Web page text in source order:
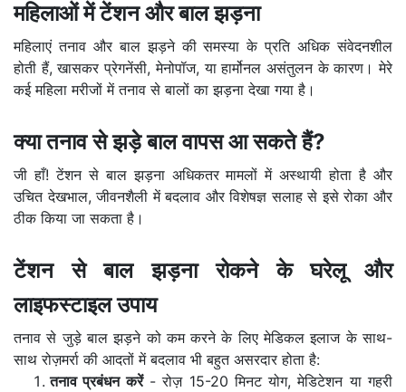
महिलाओं में टेंशन और बाल झड़ना
महिलाएं तनाव और बाल झड़ने की समस्या के प्रति अधिक संवेदनशील
होती हैं, खासकर प्रेगनेंसी, मेनोपॉज, या हार्मोनल असंतुलन के कारण। मेरे
कई महिला मरीजों में तनाव से बालों का झड़ना देखा गया है।
क्या तनाव से झड़े बाल वापस आ सकते हैं?
जी हाँ! टेंशन से बाल झड़ना अधिकतर मामलों में अस्थायी होता है और
उचित देखभाल, जीवनशैली में बदलाव और विशेषज्ञ सलाह से इसे रोका और
ठीक किया जा सकता है।
टेंशन से बाल झड़ना रोकने के घरेलू और
लाइफस्टाइल उपाय
तनाव से जुड़े बाल झड़ने को कम करने के लिए मेडिकल इलाज के साथ-
साथ रोज़मर्रा की आदतों में बदलाव भी बहुत असरदार होता है:
तनाव प्रबंधन करें- रोज़ 15-20 मिनट योग, मेडिटेशन या गहरी